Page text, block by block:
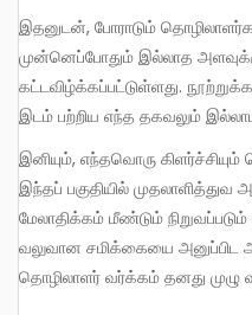
இதனுடன், போராடும் தொழிலாளர்கள், செயற்பாட்டாளர்கள் மீது
முன்னெப்போதும் இல்லாத
கட்டவிழ்க்கப்பட்டுள்ளது.
இடம் பற்றிய எந்த தகவலும்
இனியும், எந்தவொரு கிளர்ச்சியும் கொடூரமாக நசுக்கப்படும் என்றும்,
இந்தப் பகுதியில் முதலாளித்துவ
மேலாதிக்கம் மீண்டும்
வலுவான சமிக்கையை அனுப்பிட
தொழிலாளர் வர்க்கம் தனது முழு